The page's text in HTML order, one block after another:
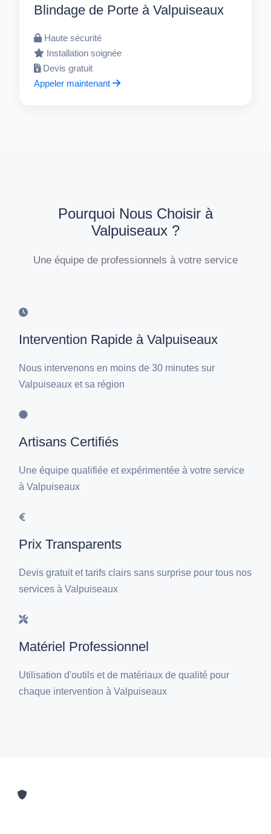
Blindage de Porte à Valpuiseaux
Haute sécurité
Installation soignée
Devis gratuit
Appeler maintenant
Pourquoi Nous Choisir à
Valpuiseaux ?
Une équipe de professionnels à votre service
Intervention Rapide à Valpuiseaux
Nous intervenons en moins de 30 minutes sur
Valpuiseaux et sa région
Artisans Certifiés
Une équipe qualifiée et expérimentée à votre service
à Valpuiseaux
Prix Transparents
Devis gratuit et tarifs clairs sans surprise pour tous nos
services à Valpuiseaux
Matériel Professionnel
Utilisation d'outils et de matériaux de qualité pour
chaque intervention à Valpuiseaux